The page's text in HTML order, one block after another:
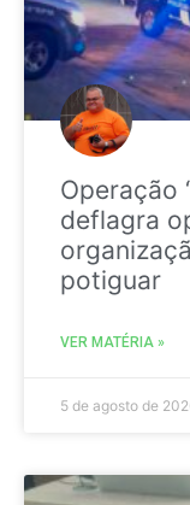
Operação
deflagra
potiguar
VER MATÉRIA »
5 de agosto de